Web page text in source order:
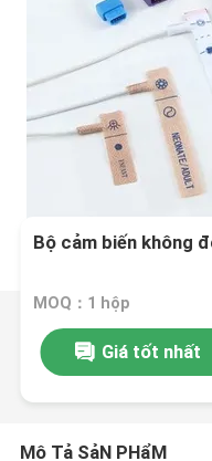
Bộ cảm biến không
MOQ：1 hộp
Giá tốt nhất
Mô Tả SảN PHẩM